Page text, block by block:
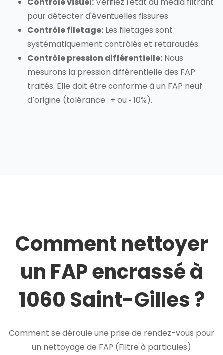
pour détecter d'éventuelles fissures
Contrôle filetage: Les filetages sont
systématiquement contrôlés et retaraudés.
Contrôle pression différentielle: Nous
mesurons la pression différentielle des FAP
traités. Elle doit être conforme à un FAP neuf
d’origine (tolérance : + ou ‐ 10%).
Comment nettoyer
un FAP encrassé à
1060 Saint-Gilles ?
Comment se déroule une prise de rendez-vous pour
un nettoyage de FAP (Filtre à particules)